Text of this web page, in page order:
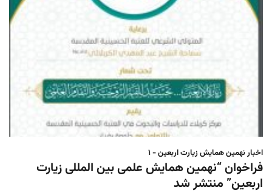
اخبار نهمین همایش زیارت اربعین - ۱
فراخوان “نهمین همایش علمی بین المللی زیارت
اربعین” منتشر شد